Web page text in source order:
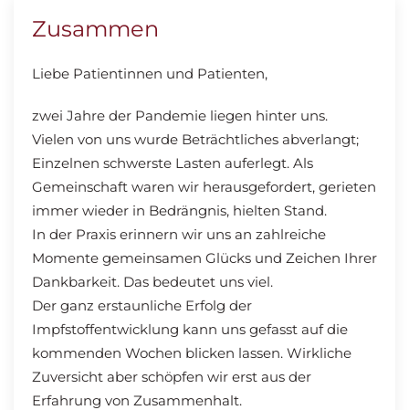
Zusammen
Liebe Patientinnen und Patienten,
zwei Jahre der Pandemie liegen hinter uns.
Vielen von uns wurde Beträchtliches abverlangt;
Einzelnen schwerste Lasten auferlegt. Als
Gemeinschaft waren wir herausgefordert, gerieten
immer wieder in Bedrängnis, hielten Stand.
In der Praxis erinnern wir uns an zahlreiche
Momente gemeinsamen Glücks und Zeichen Ihrer
Dankbarkeit. Das bedeutet uns viel.
Der ganz erstaunliche Erfolg der
Impfstoffentwicklung kann uns gefasst auf die
kommenden Wochen blicken lassen. Wirkliche
Zuversicht aber schöpfen wir erst aus der
Erfahrung von Zusammenhalt.